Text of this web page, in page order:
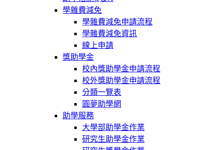
學雜費減免
學雜費減免申請流程
學雜費減免資訊
線上申請
獎助學金
校內獎助學金申請流程
校外獎助學金申請流程
分類一覽表
圓夢助學網
助學服務
大學部助學金作業
研究生助學金作業